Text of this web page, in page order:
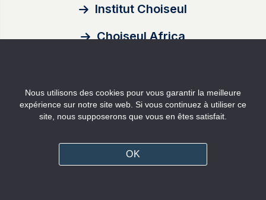
Institut Choiseul
Choiseul Africa
Auteurs
Mentions légales
Nous utilisons des cookies pour vous garantir la meilleure
expérience sur notre site web. Si vous continuez à utiliser ce
site, nous supposerons que vous en êtes satisfait.
OK